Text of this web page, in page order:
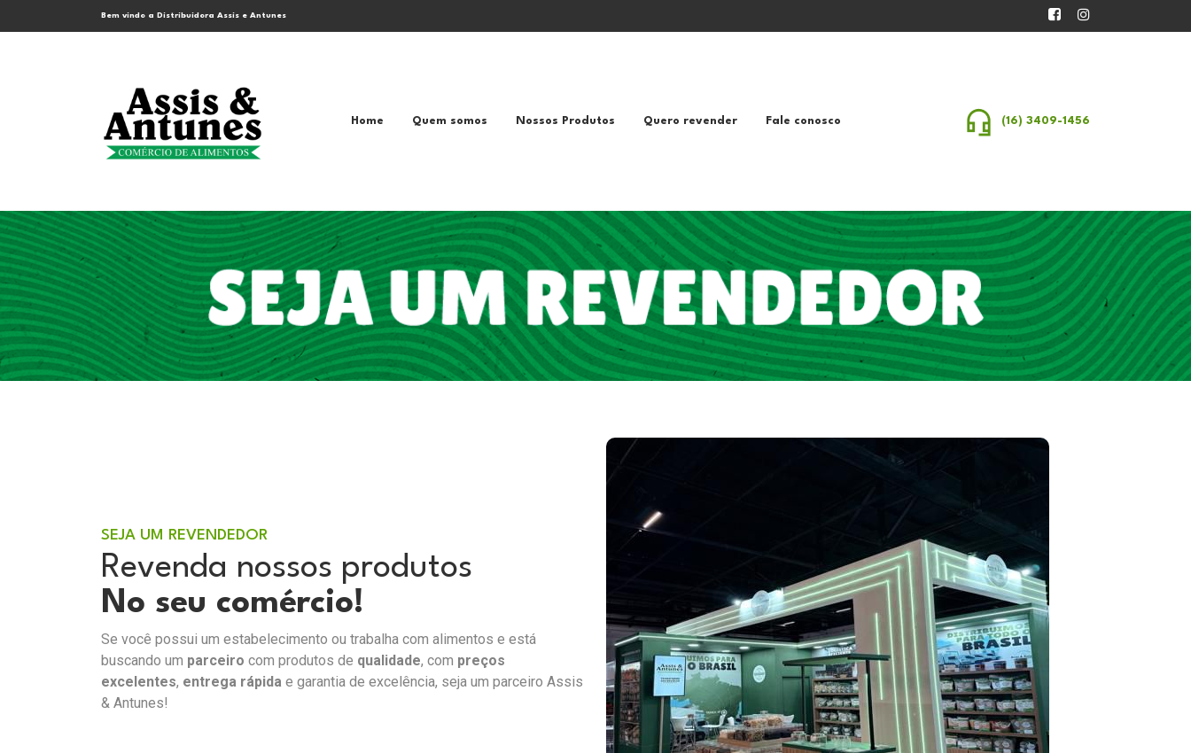
Bem vindo a Distribuidora Assis e Antunes
Home Quem somos Nossos Produtos Quero revender Fale conosco (16) 3409-1456
SEJA UM REVENDEDOR
Revenda nossos produtos
No seu comércio!
Se você possui um estabelecimento ou trabalha com alimentos e está
buscando um parceiro com produtos de qualidade, com preços
excelentes, entrega rápida e garantia de excelência, seja um parceiro Assis
& Antunes!